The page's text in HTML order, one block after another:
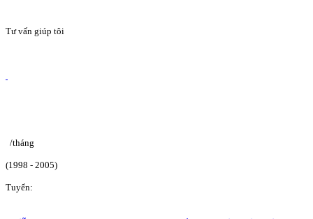
Tư vấn giúp tôi
/tháng
(1998 - 2005)
Tuyển: